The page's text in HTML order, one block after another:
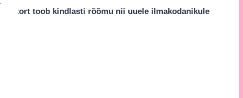
toob kindlasti rõõmu nii uuele ilmakodanikule